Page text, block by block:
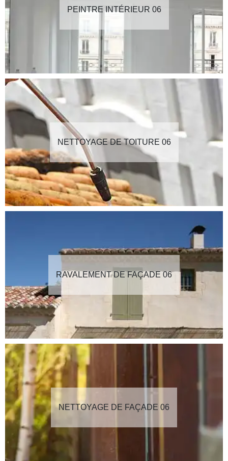
PEINTRE INTÉRIEUR 06
NETTOYAGE DE TOITURE 06
RAVALEMENT DE FAÇADE 06
NETTOYAGE DE FAÇADE 06